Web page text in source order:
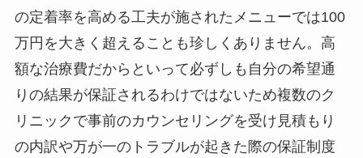
の定着率を高める工夫が施されたメニューでは100
万円を大きく超えることも珍しくありません。高
額な治療費だからといって必ずしも自分の希望通
りの結果が保証されるわけではないため複数のク
リニックで事前のカウンセリングを受け見積もり
の内訳や万が一のトラブルが起きた際の保証制度